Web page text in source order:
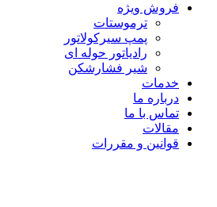
فروش ویژه
ترموستات
پمپ سیرکولاتور
رادیاتور حوله ای
شیر فشارشکن
خدمات
درباره ما
تماس با ما
مقالات
قوانین و مقررات